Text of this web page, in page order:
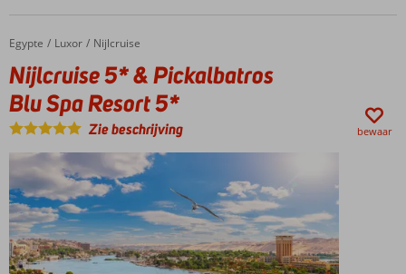
Home
Egypte Luxor Nijlcruise
Nijlcruise 5* & Pickalbatros Blu Spa Resort 5*
Nijlcruise 5* & Pickalbatros
Blu Spa Resort 5*
Zie beschrijving bewaar